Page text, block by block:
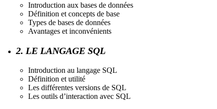
Introduction aux bases de données
Définition et concepts de base
Types de bases de données
Avantages et inconvénients
2. LE LANGAGE SQL
Introduction au langage SQL
Définition et utilité
Les différentes versions de SQL
Les outils d’interaction avec SQL